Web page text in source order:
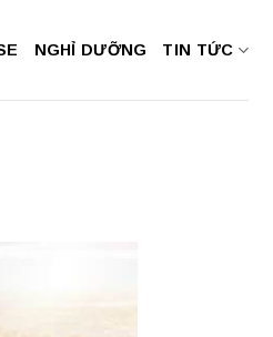
NGHỈ DƯỠNG TIN TỨC